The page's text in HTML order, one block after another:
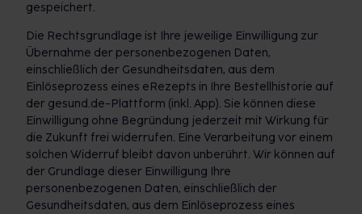
gespeichert.
Die Rechtsgrundlage ist Ihre jeweilige Einwilligung zur
Übernahme der personenbezogenen Daten,
einschließlich der Gesundheitsdaten, aus dem
Einlöseprozess eines eRezepts in Ihre Bestellhistorie auf
der gesund.de-Plattform (inkl. App). Sie können diese
Einwilligung ohne Begründung jederzeit mit Wirkung für
die Zukunft frei widerrufen. Eine Verarbeitung vor einem
solchen Widerruf bleibt davon unberührt. Wir können auf
der Grundlage dieser Einwilligung Ihre
personenbezogenen Daten, einschließlich der
Gesundheitsdaten, aus dem Einlöseprozess eines